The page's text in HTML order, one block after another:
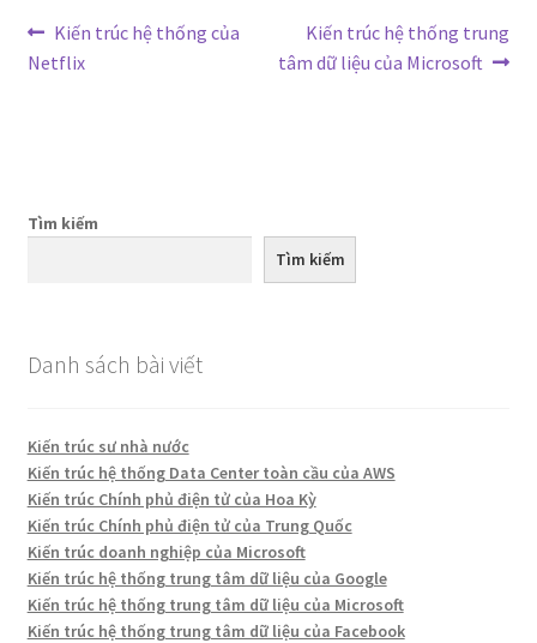
Điều
hướng
Bài
trước:
Kiến trúc hệ thống của
Netflix
Bài
tiếp
Kiến trúc hệ thống trung
tâm dữ liệu của Microsoft
Tìm kiếm
Tìm kiếm
Danh sách bài viết
Kiến trúc sư nhà nước
Kiến trúc hệ thống Data Center toàn cầu của AWS
Kiến trúc Chính phủ điện tử của Hoa Kỳ
Kiến trúc Chính phủ điện tử của Trung Quốc
Kiến trúc doanh nghiệp của Microsoft
Kiến trúc hệ thống trung tâm dữ liệu của Google
Kiến trúc hệ thống trung tâm dữ liệu của Microsoft
Kiến trúc hệ thống trung tâm dữ liệu của Facebook